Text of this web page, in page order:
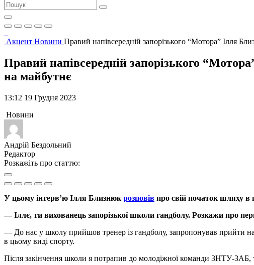
Акцент Новини Правий напівсередній запорізького “Мотора” Ілля
Правий напівсередній запорізького
на майбутнє
13:12 19 Грудня 2023
Новини
Андрій Бездольний
Редактор
Розкажіть про статтю:
У цьому інтерв’ю Ілля Близнюк розповів про свій початок шляху в
— Іллє, ти вихованець запорізької школи гандболу. Розкажи про
— До нас у школу прийшов тренер із гандболу, запропонував прийти на
в цьому виді спорту.
Після закінчення школи я потрапив до молодіжної команди ЗНТУ-